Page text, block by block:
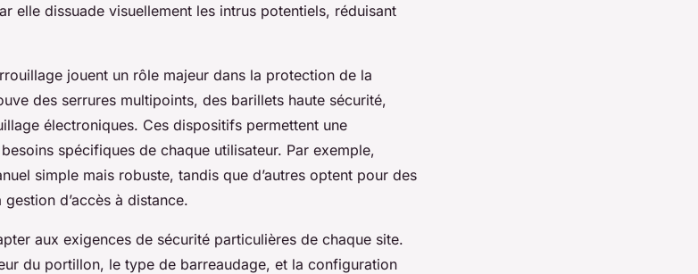
elle dissuade visuellement les intrus potentiels, réduisant
jouent un rôle majeur dans la protection de la
des serrures multipoints, des barillets haute sécurité,
électroniques. Ces dispositifs permettent une
spécifiques de chaque utilisateur. Par exemple,
simple mais robuste, tandis que d’autres optent pour des
d’accès à distance.
aux exigences de sécurité particulières de chaque site.
du portillon, le type de barreaudage, et la configuration